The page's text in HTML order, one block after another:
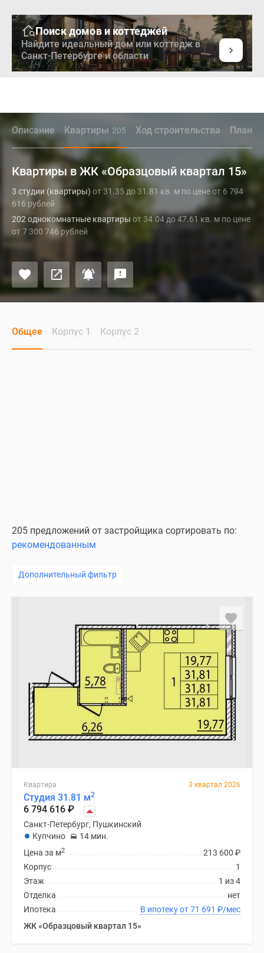
Поиск домов и коттеджей
Найдите идеальный дом или коттедж в
Санкт-Петербурге и области
Описание Квартиры 205 Ход строительства
Квартиры в ЖК «Образцовый квартал 15»
3 студии (квартиры) от 31.35 до 31.81 кв. м по цене от 6 794
616 рублей
202 однокомнатные квартиры от 34.04 до 47.61 кв. м по цене
от 7 300 746 рублей
Общее Корпус 1 Корпус 2
205 предложений от застройщика сортировать по:
рекомендованным
Дополнительный фильтр
Квартира 3 квартал 2026
Студия 31.81 м2
6 794 616 ₽
Санкт-Петербург, Пушкинский
Купчино
14 мин.
213 600 ₽
Цена за м2
1
Корпус
1 из 4
Этаж
нет
Отделка
В ипотеку от 71 691 ₽/мес
Ипотека
ЖК «Образцовый квартал 15»